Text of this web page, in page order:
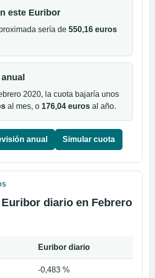
este Euribor
sería de 550,16 euros
2020, la cuota bajaría unos
al mes, o 176,04 euros al año.
anual Simular cuota
Euribor diario en Febrero
Euribor diario
-0,483 %